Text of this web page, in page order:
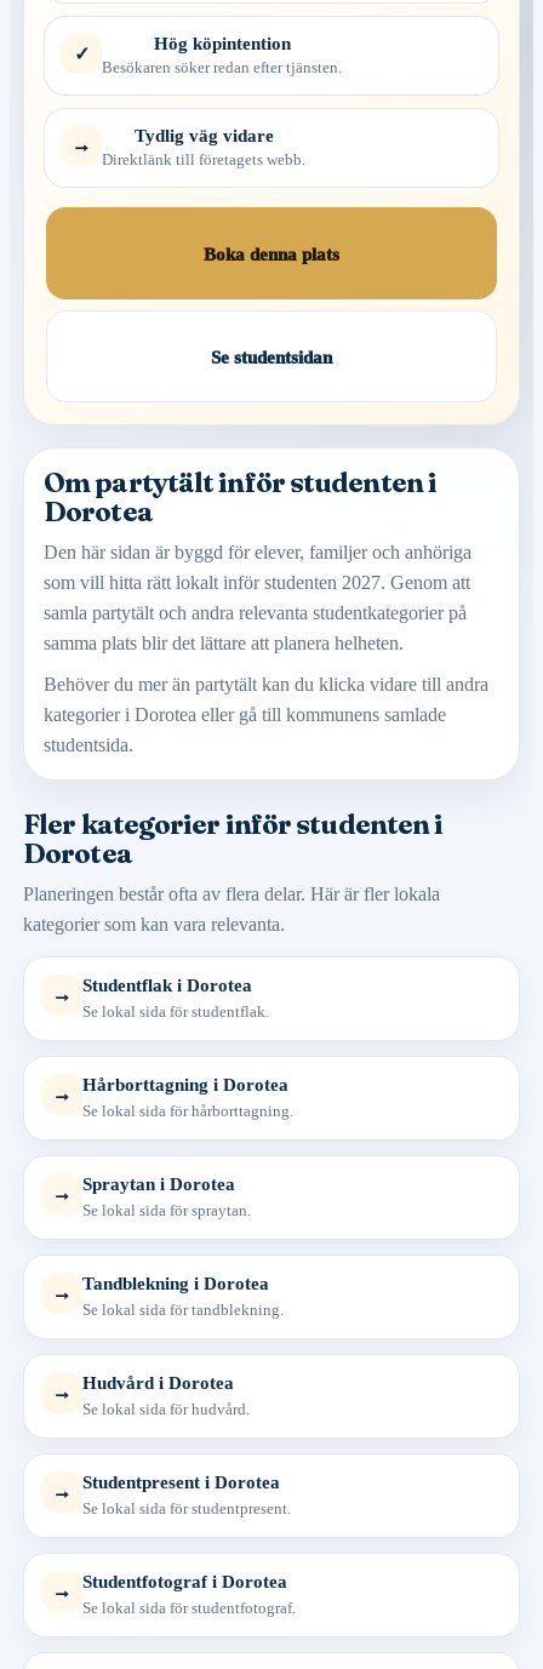
✓ Hög köpintention
Besökaren söker redan efter tjänsten.
→ Tydlig väg vidare
Direktlänk till företagets webb.
Boka denna plats
Se studentsidan
Om partytält inför studenten i
Dorotea
Den här sidan är byggd för elever, familjer och anhöriga
som vill hitta rätt lokalt inför studenten 2027. Genom att
samla partytält och andra relevanta studentkategorier på
samma plats blir det lättare att planera helheten.
Behöver du mer än partytält kan du klicka vidare till andra
kategorier i Dorotea eller gå till kommunens samlade
studentsida.
Fler kategorier inför studenten i
Dorotea
Planeringen består ofta av flera delar. Här är fler lokala
kategorier som kan vara relevanta.
→ Studentflak i Dorotea
Se lokal sida för studentflak.
→ Hårborttagning i Dorotea
Se lokal sida för hårborttagning.
→ Spraytan i Dorotea
Se lokal sida för spraytan.
→ Tandblekning i Dorotea
Se lokal sida för tandblekning.
→ Hudvård i Dorotea
Se lokal sida för hudvård.
→ Studentpresent i Dorotea
Se lokal sida för studentpresent.
→ Studentfotograf i Dorotea
Se lokal sida för studentfotograf.